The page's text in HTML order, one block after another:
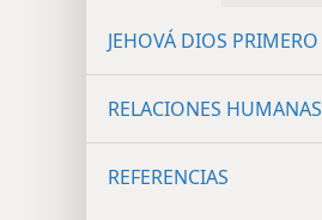
JEHOVÁ DIOS PRIMERO
RELACIONES HUMANAS
REFERENCIAS